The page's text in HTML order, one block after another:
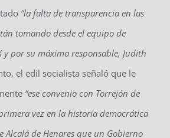
“la falta de transparencia en las
tomando desde el equipo de
y por su máxima responsable, Judith
el edil socialista señaló que le
“ese convenio con Torrejón de
vez en la historia democrática
Alcalá de Henares que un Gobierno